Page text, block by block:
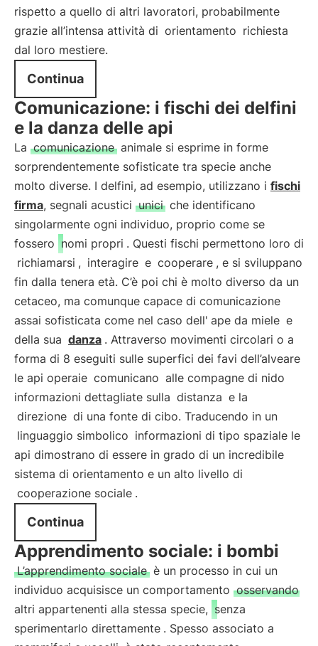
rispetto a quello di altri lavoratori, probabilmente
grazie all’intensa attività di orientamento richiesta
dal loro mestiere.
Continua
Comunicazione: i fischi dei delfini
e la danza delle api
La comunicazione animale si esprime in forme
sorprendentemente sofisticate tra specie anche
molto diverse. I delfini, ad esempio, utilizzano i fischi
firma, segnali acustici unici che identificano
singolarmente ogni individuo, proprio come se
fossero nomi propri . Questi fischi permettono loro di
richiamarsi , interagire e cooperare , e si sviluppano
fin dalla tenera età. C’è poi chi è molto diverso da un
cetaceo, ma comunque capace di comunicazione
assai sofisticata come nel caso dell' ape da miele e
della sua danza . Attraverso movimenti circolari o a
forma di 8 eseguiti sulle superfici dei favi dell’alveare
le api operaie comunicano alle compagne di nido
informazioni dettagliate sulla distanza e la
direzione di una fonte di cibo. Traducendo in un
linguaggio simbolico informazioni di tipo spaziale le
api dimostrano di essere in grado di un incredibile
sistema di orientamento e un alto livello di
cooperazione sociale .
Continua
Apprendimento sociale: i bombi
L’apprendimento sociale è un processo in cui un
individuo acquisisce un comportamento osservando
altri appartenenti alla stessa specie, senza
sperimentarlo direttamente . Spesso associato a